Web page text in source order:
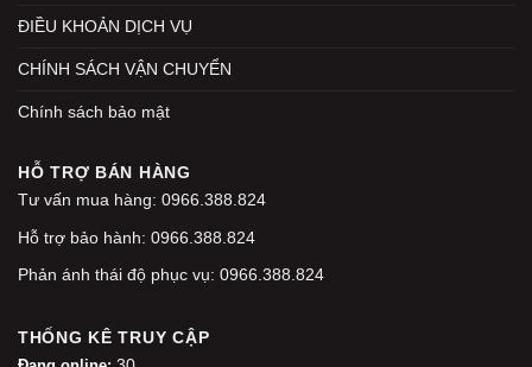
ĐIỀU KHOẢN DỊCH VỤ
CHÍNH SÁCH VẬN CHUYỂN
Chính sách bảo mật
HỖ TRỢ BÁN HÀNG
Tư vấn mua hàng: 0966.388.824
Hỗ trợ bảo hành: 0966.388.824
Phản ánh thái độ phục vụ: 0966.388.824
THỐNG KÊ TRUY CẬP